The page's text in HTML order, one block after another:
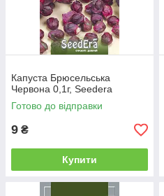
Капуста Брюсельська
Червона 0,1г, Seedera
Готово до відправки
9 ₴
Купити